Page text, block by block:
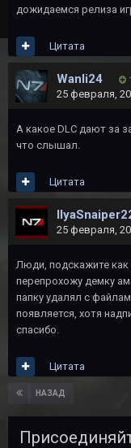
дожидаемся релиза
Цитата
Wanli24
25 февраля,
А какое DLC дают за
что слышал.
Цитата
25 февраля,
Люди, подскажите как
перепрохожу демку
папку удалял с
появляется, хотя
спасибо.
Цитата
НАЗАД